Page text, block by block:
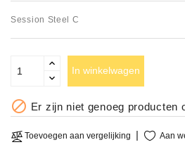
MODELLEN
OPRUIMING
DEMONSTRATIES
&
Session Steel C
In winkelwagen
 Er zijn niet genoeg producten
Toevoegen aan vergelijking Aan